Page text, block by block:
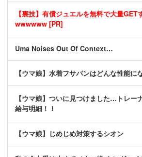
【裏技】有償ジュエルを無料で大量GET
wwwwww [PR]
Uma Noises Out Of Context…
【ウマ娘】水着フサパンはどんな性能に
【ウマ娘】ついに見つけました…トレー
給与明細！！
【ウマ娘】じめじめ対策するシオン